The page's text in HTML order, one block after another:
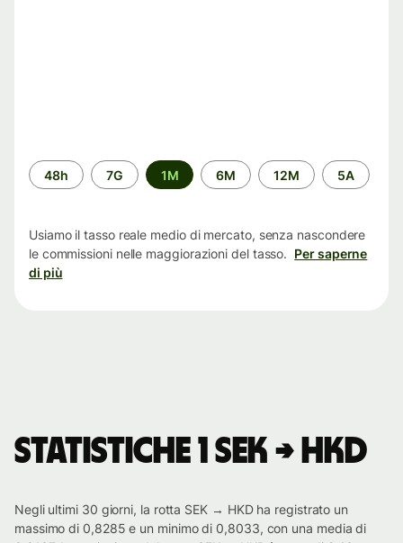
Periodo
di
48h 7G 1M 6M 12M 5A
Usiamo il tasso reale medio di mercato, senza nascondere
le commissioni nelle maggiorazioni del tasso. Per saperne
di più
Statistiche 1 SEK → HKD
Negli ultimi 30 giorni, la rotta SEK → HKD ha registrato un
massimo di 0,8285 e un minimo di 0,8033, con una media di